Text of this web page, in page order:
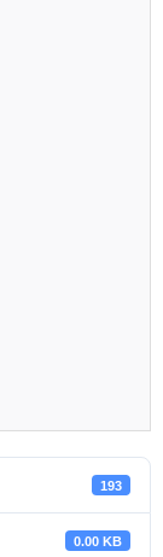
193
0.00 KB